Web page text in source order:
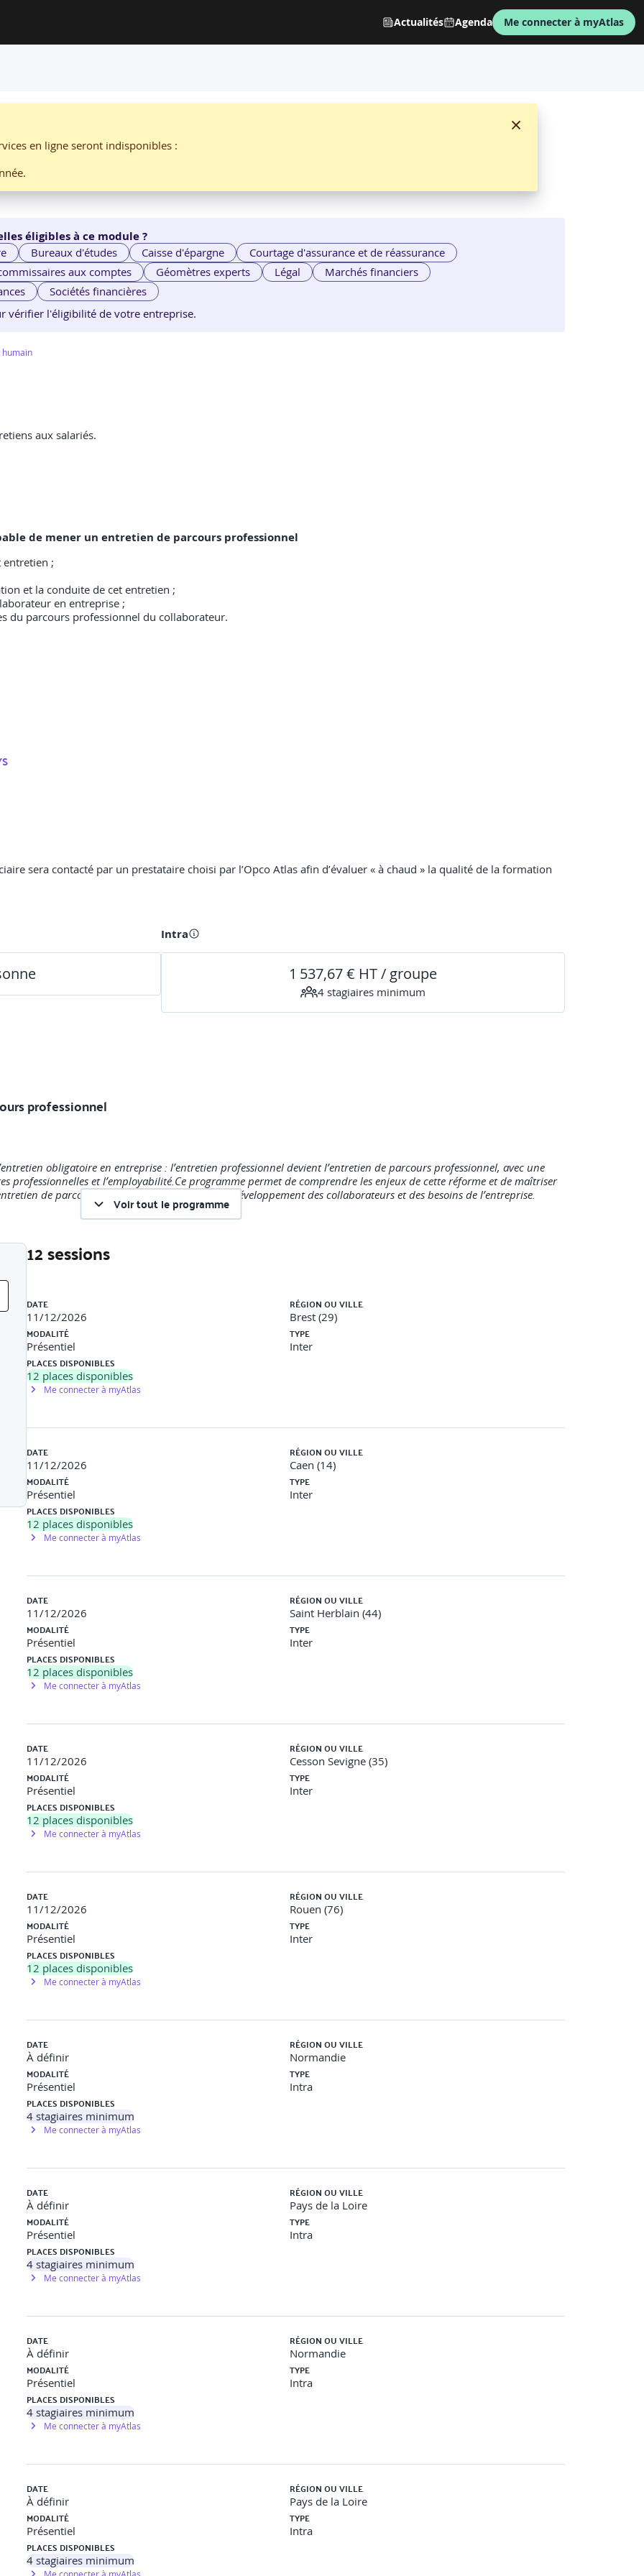
Actualités Agenda Me connecter à myAtlas
en ligne seront indisponibles :
SUCCÈS PAR ORSYS
parcours professionnel avec succès
éligibles à ce module ?
Bureaux d'études Caisse d'épargne
Courtage d'assurance et de réassurance
aux comptes Géomètres experts Légal
Marchés financiers
Sociétés financières
vérifier l'éligibilité de votre entreprise.
humain
aux salariés.
de mener un entretien de parcours professionnel
entretien ;
et la conduite de cet entretien ;
en entreprise ;
du parcours professionnel du collaborateur.
sera contacté par un prestataire choisi par l’Opco Atlas afin d’évaluer « à chaud » la qualité de la formation
Intra
1 537,67 € HT / groupe
4 stagiaires minimum
professionnel
obligatoire en entreprise : l’entretien professionnel devient l’entretien de parcours professionnel, avec une
professionnelles et l’employabilité.Ce programme permet de comprendre les enjeux de cette réforme et de maîtriser
de parcours professionnel au service du développement des collaborateurs et des besoins de l’entreprise.
:
de parcours professionnel issu de la loi du 24 octobre 2025
professionnel pour l’entreprise et le collaborateur
sur le parcours et les compétences du salarié
en mobilisant des techniques d’écoute et de questionnement
en lien avec les perspectives d’évolution
à conduire des entretiens de parcours professionnel
exercices, mises en situation) Auto-positionnement en début et fin de formation Mise en situation finale
pédagogique du participant tout au long de la formation au moyen de QCM, mises en situation, travaux
de positionnement en amont et en aval pour valider les compétences acquises.
de parcours professionnel
de la réforme.
pratique en sous-groupes.
d’un entretien de parcours professionnel. Débriefing collectif.
accompagnement…)
et restitution
Voir tout le programme
12 sessions
DATE
11/12/2026
RÉGION OU VILLE
Brest (29)
MODALITÉ
Présentiel
TYPE
Inter
PLACES DISPONIBLES
12 places disponibles
Me connecter à myAtlas
DATE
11/12/2026
RÉGION OU VILLE
Caen (14)
MODALITÉ
Présentiel
TYPE
Inter
PLACES DISPONIBLES
12 places disponibles
Me connecter à myAtlas
DATE
11/12/2026
RÉGION OU VILLE
Saint Herblain (44)
MODALITÉ
Présentiel
TYPE
Inter
PLACES DISPONIBLES
12 places disponibles
Me connecter à myAtlas
DATE
11/12/2026
RÉGION OU VILLE
Cesson Sevigne (35)
MODALITÉ
Présentiel
TYPE
Inter
PLACES DISPONIBLES
12 places disponibles
Me connecter à myAtlas
DATE
11/12/2026
RÉGION OU VILLE
Rouen (76)
MODALITÉ
Présentiel
TYPE
Inter
PLACES DISPONIBLES
12 places disponibles
Me connecter à myAtlas
DATE
À définir
RÉGION OU VILLE
Normandie
MODALITÉ
Présentiel
TYPE
Intra
PLACES DISPONIBLES
4stagiaires minimum
Me connecter à myAtlas
DATE
À définir
RÉGION OU VILLE
Pays de la Loire
MODALITÉ
Présentiel
TYPE
Intra
PLACES DISPONIBLES
4stagiaires minimum
Me connecter à myAtlas
DATE
À définir
RÉGION OU VILLE
Normandie
MODALITÉ
Présentiel
TYPE
Intra
PLACES DISPONIBLES
4stagiaires minimum
Me connecter à myAtlas
DATE
À définir
RÉGION OU VILLE
Pays de la Loire
MODALITÉ
Présentiel
TYPE
Intra
PLACES DISPONIBLES
4stagiaires minimum